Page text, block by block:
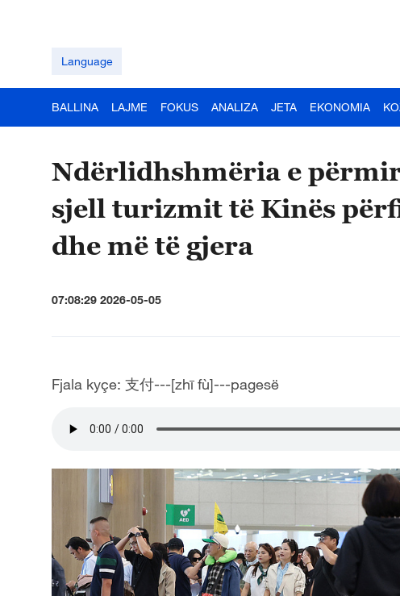
Language
BALLINA LAJME FOKUS ANALIZA JETA EKONOMIA
Ndërlidhshmëria e
sjell turizmit të Kinës
dhe më të gjera
07:08:29 2026-05-05
Fjala kyçe: 支付---[zhī fù]---pagesë